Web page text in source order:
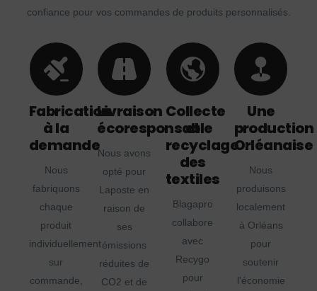
confiance pour vos commandes de produits personnalisés.
Fabrication
à la
demande
Nous
fabriquons
chaque
produit
individuellement
sur
commande,
Livraison
écoresponsable
Nous avons
opté pour
Laposte en
raison de
ses
émissions
réduites de
CO2 et de
Collecte
et
recyclage
des
textiles
Blagapro
collabore
avec
Recygo
pour
Une
production
Orléanaise
Nous
produisons
localement
à Orléans
pour
soutenir
l'économie